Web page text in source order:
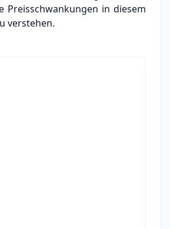
Preisschwankungen in diesem
verstehen.